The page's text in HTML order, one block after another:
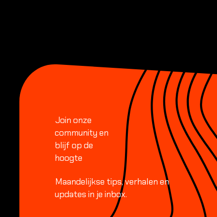
Join onze
community en
blijf op de
hoogte
Maandelijkse tips, verhalen en
updates in je inbox.